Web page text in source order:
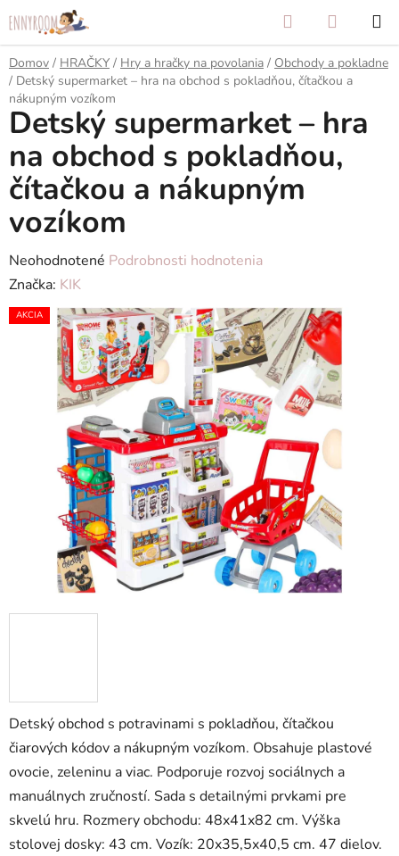
na
obsah
Hľadať
KOŠÍK
Domov / HRAČKY / Hry a hračky na povolania / Obchody a pokladne
/ Detský supermarket – hra na obchod s pokladňou, čítačkou a
nákupným vozíkom
Detský obchod s potravinami s pokladňou, čítačkou
čiarových kódov a nákupným vozíkom. Obsahuje plastové
ovocie, zeleninu a viac. Podporuje rozvoj sociálnych a
manuálnych zručností. Sada s detailnými prvkami pre
skvelú hru. Rozmery obchodu: 48x41x82 cm. Výška
stolovej dosky: 43 cm. Vozík: 20x35,5x40,5 cm. 47 dielov.
Detský supermarket – hra
na obchod s pokladňou,
čítačkou a nákupným
vozíkom
Priemerné
hodnotenie
produktu
hviezdičiek.
Neohodnotené Podrobnosti hodnotenia
Značka: KIK
AKCIA